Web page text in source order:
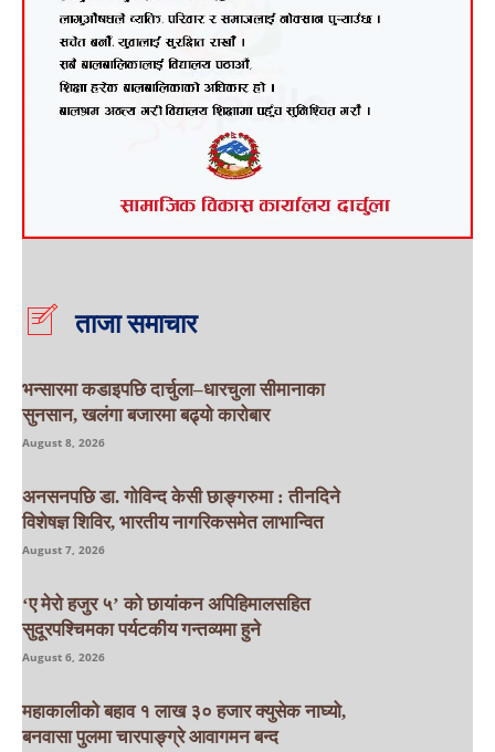
ताजा समाचार
भन्सारमा कडाइपछि दार्चुला–धारचुला सीमानाका
सुनसान, खलंगा बजारमा बढ्यो कारोबार
August 8, 2026
अनसनपछि डा. गोविन्द केसी छाङ्गरुमा : तीनदिने
विशेषज्ञ शिविर, भारतीय नागरिकसमेत लाभान्वित
August 7, 2026
‘ए मेरो हजुर ५’ को छायांकन अपिहिमालसहित
सुदूरपश्चिमका पर्यटकीय गन्तव्यमा हुने
August 6, 2026
महाकालीको बहाव १ लाख ३० हजार क्युसेक नाघ्यो,
बनवासा पुलमा चारपाङ्ग्रे आवागमन बन्द